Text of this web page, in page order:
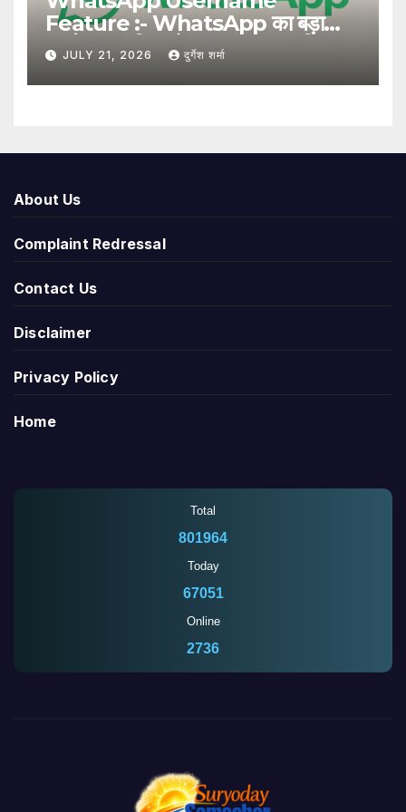
Feature :- WhatsApp का बड़ा
अपडेट, अब बिना मोबाइल नंबर साझा किए
यूजरनेम से हो सकेगा संपर्क
JULY 21, 2026 दुर्गेश शर्मा
About Us
Complaint Redressal
Contact Us
Disclaimer
Privacy Policy
Home
Total
801964
Today
67051
Online
2734